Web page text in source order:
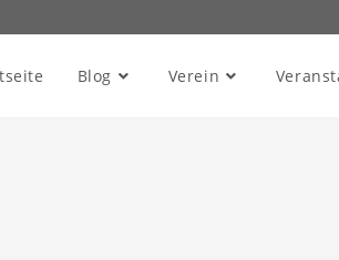
Blog Verein